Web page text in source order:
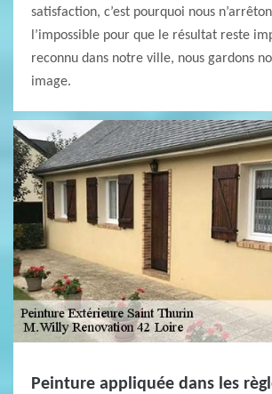
satisfaction, c’est pourquoi nous
l’impossible pour que le résultat reste
reconnu dans notre ville, nous gardons
image.
Peinture appliquée dans les